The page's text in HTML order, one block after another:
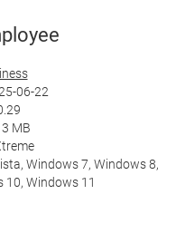
06-22
MB
Windows 7, Windows 8,
10, Windows 11